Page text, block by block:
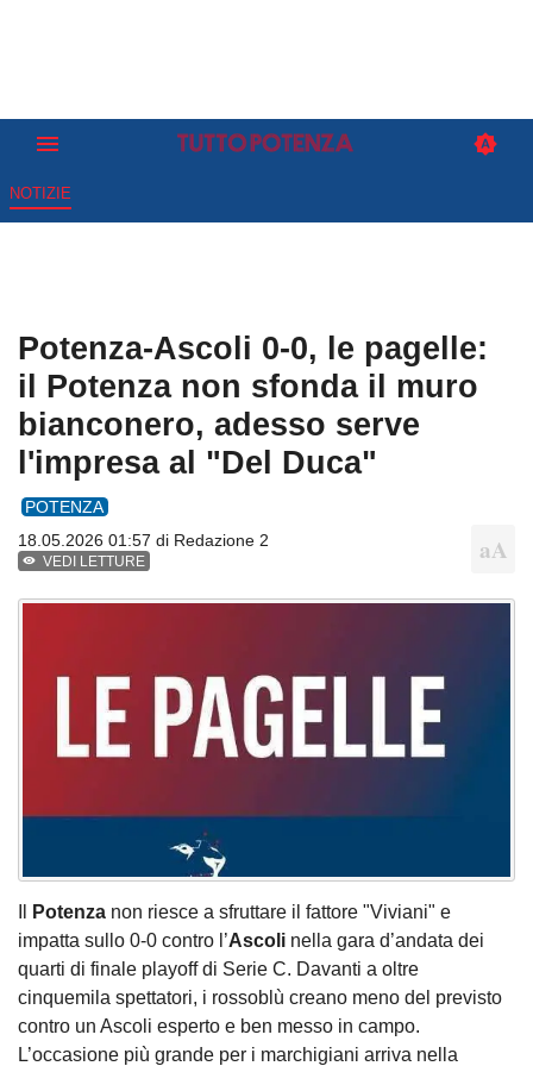
NOTIZIE
Potenza-Ascoli 0-0, le pagelle:
il Potenza non sfonda il muro
bianconero, adesso serve
l'impresa al "Del Duca"
POTENZA
18.05.2026 01:57 di Redazione 2
VEDI LETTURE
Potenza non riesce a sfruttare il fattore "Viviani" e
impatta sullo 0-0 contro l’Ascoli nella gara d’andata dei
quarti di finale playoff di Serie C. Davanti a oltre
cinquemila spettatori, i rossoblù creano meno del previsto
contro un Ascoli esperto e ben messo in campo.
L’occasione più grande per i marchigiani arriva nella